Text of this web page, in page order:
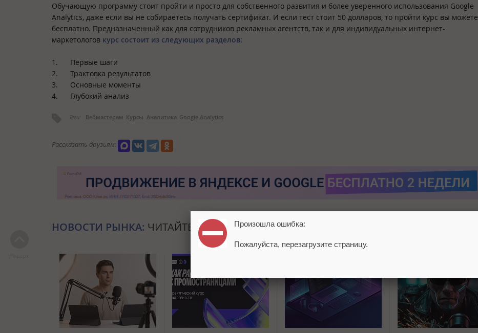
Обучающую программу стоит пройти и просто для собственного развития и более уверенного использования Google
Analytics, даже если вы не собираетесь получать сертификат. И если тест стоит 50 долларов, то пройти курс вы можете
бесплатно. Предназначенный как для сотрудников рекламных агентств, так и для индивидуальных интернет-
маркетологов курс состоит из следующих разделов:
1. Первые шаги
2. Трактовка результатов
3. Основные моменты
4. Глубокий анализ
Теги: Вебмастерам Курсы Аналитика Google Analytics
Рассказать друзьям:
НОВОСТИ РЫНКА: ЧИТАЙТЕ ТАКЖЕ Произошла ошибка:
Пожалуйста, перезагрузите страницу.